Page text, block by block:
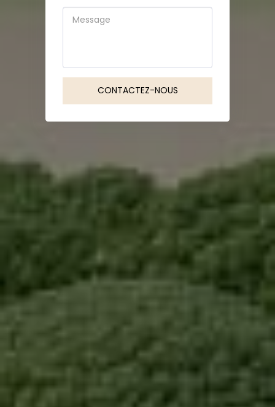
CONTACTEZ-NOUS